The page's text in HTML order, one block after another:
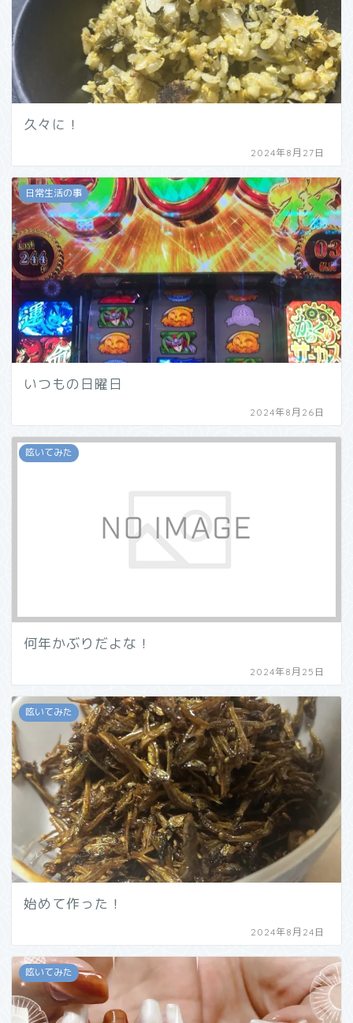
久々に！
2024年8月27日
日常生活の事
いつもの日曜日
2024年8月26日
呟いてみた
何年かぶりだよな！
2024年8月25日
呟いてみた
始めて作った！
2024年8月24日
呟いてみた